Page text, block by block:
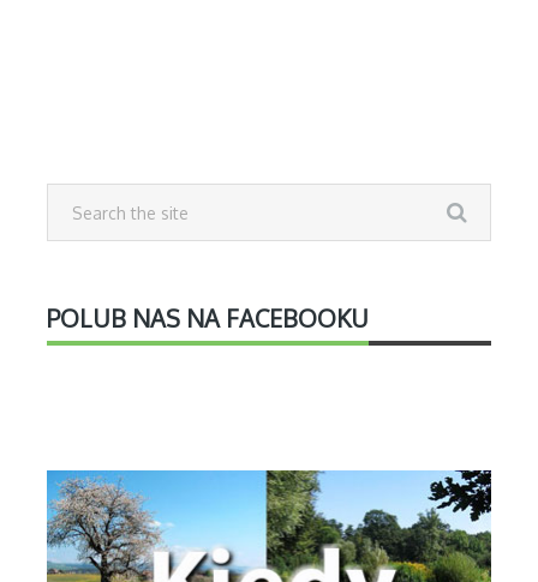
POLUB NAS NA FACEBOOKU